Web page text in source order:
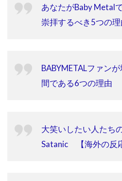
あなたがBaby Metal
崇拝するべき5つの
BABYMETALファン
間である6つの理由
大笑いしたい人たち
Satanic 【海外の反